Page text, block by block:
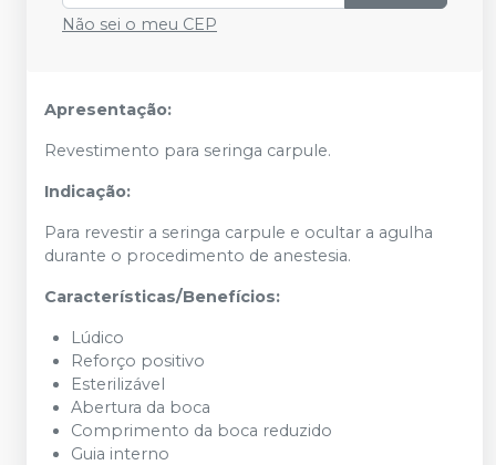
Não sei o meu CEP
Apresentação:
Revestimento para seringa carpule.
Indicação:
Para revestir a seringa carpule e ocultar a agulha
durante o procedimento de anestesia.
Características/Benefícios:
Lúdico
Reforço positivo
Esterilizável
Abertura da boca
Comprimento da boca reduzido
Guia interno